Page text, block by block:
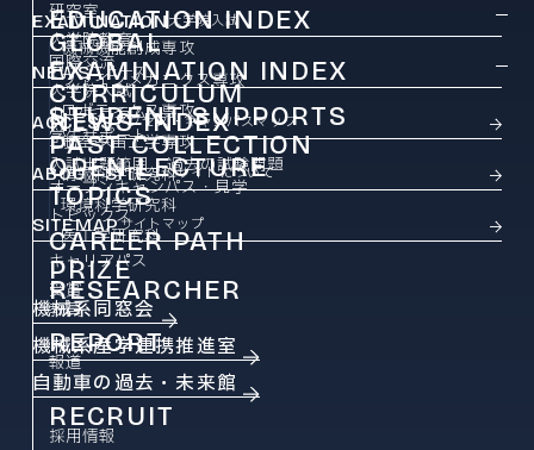
研究室
機械機能創成専攻
ファインメカニクス専攻
ロボティクス専攻
航空宇宙工学専攻
情報科学研究科
環境科学研究科
医工学研究科
RESEARCHER
教員
GLOBAL
国際交流
STUDENT SUPPORTS
学生サポート
EDUCATION INDEX
大学院教育
CURRICULUM
カリキュラム
OPEN LECTURE
オープンキャンパス・見学
CAREER PATH
キャリアパス
EXAMINATION大学院入試
EXAMINATION INDEX
大学院入試
PAST COLLECTION
入試出題範囲・過去の試験問題
NEWSニュース
NEWS INDEX
ニュース
TOPICS
トピックス
PRIZE
受賞
REPORT
報道
RECRUIT
採用情報
ACCESSアクセス・キャンパスマップ
ABOUT SITEこのサイトについて
SITEMAPサイトマップ
機械系同窓会
機械系産学連携推進室
自動車の過去・未来館